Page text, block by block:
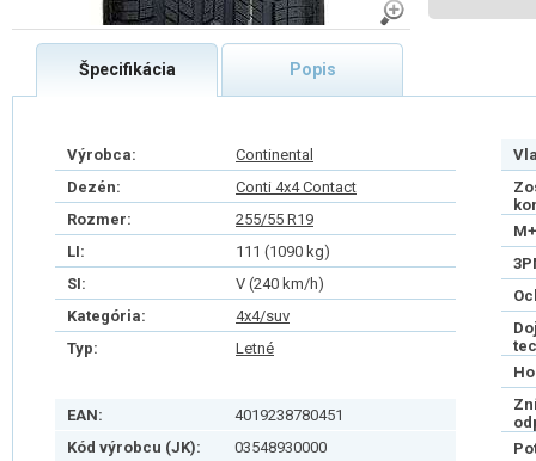
Špecifikácia Popis
Výrobca:
Continental
Dezén:
Conti 4x4 Contact
Rozmer:
255/55 R19
LI:
111 (1090 kg)
SI:
V (240 km/h)
Kategória:
4x4/suv
Typ:
Letné
EAN:
4019238780451
Kód výrobcu (JK):
03548930000